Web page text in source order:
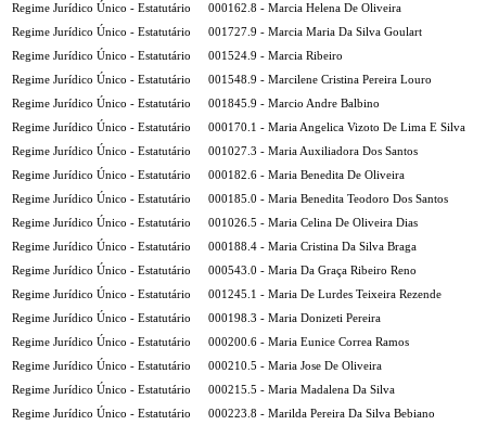
Regime Jurídico Único - Estatutário
000162.8 - Marcia Helena De Oliveira
Regime Jurídico Único - Estatutário
001727.9 - Marcia Maria Da Silva Goulart
Regime Jurídico Único - Estatutário
001524.9 - Marcia Ribeiro
Regime Jurídico Único - Estatutário
001548.9 - Marcilene Cristina Pereira Louro
Regime Jurídico Único - Estatutário
001845.9 - Marcio Andre Balbino
Regime Jurídico Único - Estatutário
000170.1 - Maria Angelica Vizoto De Lima E Silva
Regime Jurídico Único - Estatutário
001027.3 - Maria Auxiliadora Dos Santos
Regime Jurídico Único - Estatutário
000182.6 - Maria Benedita De Oliveira
Regime Jurídico Único - Estatutário
000185.0 - Maria Benedita Teodoro Dos Santos
Regime Jurídico Único - Estatutário
001026.5 - Maria Celina De Oliveira Dias
Regime Jurídico Único - Estatutário
000188.4 - Maria Cristina Da Silva Braga
Regime Jurídico Único - Estatutário
000543.0 - Maria Da Graça Ribeiro Reno
Regime Jurídico Único - Estatutário
001245.1 - Maria De Lurdes Teixeira Rezende
Regime Jurídico Único - Estatutário
000198.3 - Maria Donizeti Pereira
Regime Jurídico Único - Estatutário
000200.6 - Maria Eunice Correa Ramos
Regime Jurídico Único - Estatutário
000210.5 - Maria Jose De Oliveira
Regime Jurídico Único - Estatutário
000215.5 - Maria Madalena Da Silva
Regime Jurídico Único - Estatutário
000223.8 - Marilda Pereira Da Silva Bebiano